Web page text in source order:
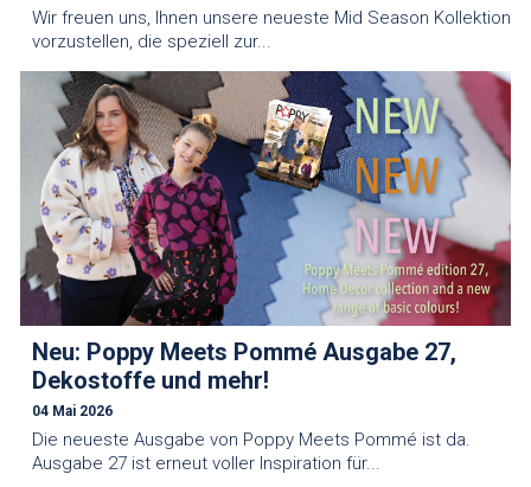
Wir freuen uns, Ihnen unsere neueste Mid Season Kollektion
vorzustellen, die speziell zur...
Neu: Poppy Meets Pommé Ausgabe 27,
Dekostoffe und mehr!
04 Mai 2026
Die neueste Ausgabe von Poppy Meets Pommé ist da.
Ausgabe 27 ist erneut voller Inspiration für...